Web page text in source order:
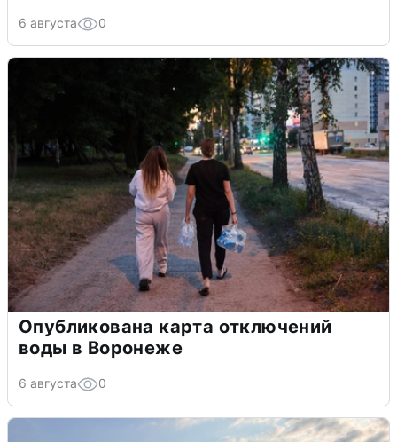
6 августа 0
Опубликована карта отключений
воды в Воронеже
6 августа 0